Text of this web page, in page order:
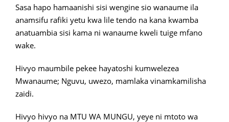
Sasa hapo hamaanishi sisi wengine sio wanaume ila
anamsifu rafiki yetu kwa lile tendo na kana kwamba
anatuambia sisi kama ni wanaume kweli tuige mfano
wake.
Hivyo maumbile pekee hayatoshi kumwelezea
Mwanaume; Nguvu, uwezo, mamlaka vinamkamilisha
zaidi.
Hivyo hivyo na MTU WA MUNGU, yeye ni mtoto wa